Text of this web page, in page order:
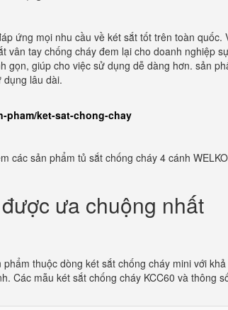
ứng mọi nhu cầu về két sắt tốt trên toàn quốc.
vân tay chống cháy đem lại cho doanh nghiệp
gọn, giúp cho việc sử dụng dễ dàng hơn. sản
lâu dài.
pham/ket-sat-chong-chay
các sản phẩm tủ sắt chống cháy 4 cánh
ưa chuộng nhất
thuộc dòng két sắt chống cháy mini với
Các mẫu két sắt chống cháy KCC60 và thông